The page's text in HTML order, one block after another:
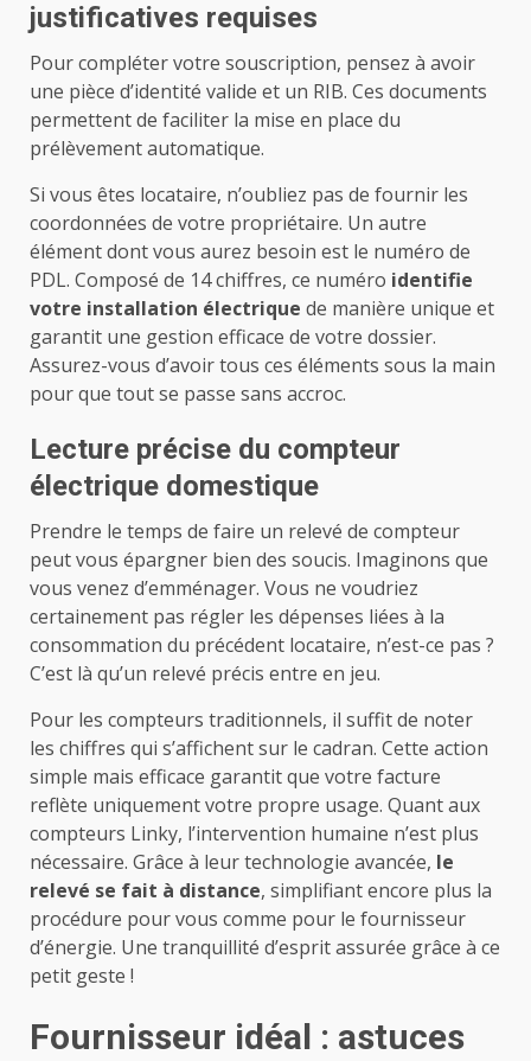
justificatives requises
Pour compléter votre souscription, pensez à avoir
une pièce d’identité valide et un RIB. Ces documents
permettent de faciliter la mise en place du
prélèvement automatique.
Si vous êtes locataire, n’oubliez pas de fournir les
coordonnées de votre propriétaire. Un autre
élément dont vous aurez besoin est le numéro de
PDL. Composé de 14 chiffres, ce numéro identifie
votre installation électrique de manière unique et
garantit une gestion efficace de votre dossier.
Assurez-vous d’avoir tous ces éléments sous la main
pour que tout se passe sans accroc.
Lecture précise du compteur
électrique domestique
Prendre le temps de faire un relevé de compteur
peut vous épargner bien des soucis. Imaginons que
vous venez d’emménager. Vous ne voudriez
certainement pas régler les dépenses liées à la
consommation du précédent locataire, n’est-ce pas ?
C’est là qu’un relevé précis entre en jeu.
Pour les compteurs traditionnels, il suffit de noter
les chiffres qui s’affichent sur le cadran. Cette action
simple mais efficace garantit que votre facture
reflète uniquement votre propre usage. Quant aux
compteurs Linky, l’intervention humaine n’est plus
nécessaire. Grâce à leur technologie avancée, le
relevé se fait à distance, simplifiant encore plus la
procédure pour vous comme pour le fournisseur
d’énergie. Une tranquillité d’esprit assurée grâce à ce
petit geste !
Fournisseur idéal : astuces